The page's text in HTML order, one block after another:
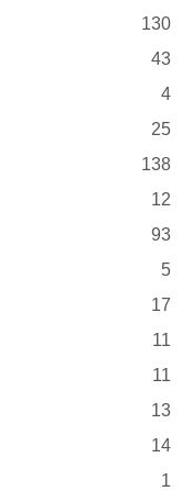
130
43
4
25
138
12
93
5
17
11
11
13
14
1